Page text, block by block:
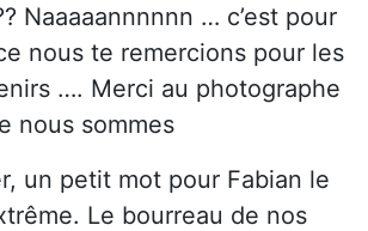
Naaaaannnnnn … c’est pour
nous te remercions pour les
…. Merci au photographe
nous sommes
un petit mot pour Fabian le
Le bourreau de nos